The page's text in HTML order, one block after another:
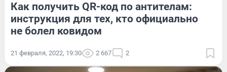
Как получить QR-код по антителам:
инструкция для тех, кто официально
не болел ковидом
21 февраля, 2022, 19:30 2 667 2